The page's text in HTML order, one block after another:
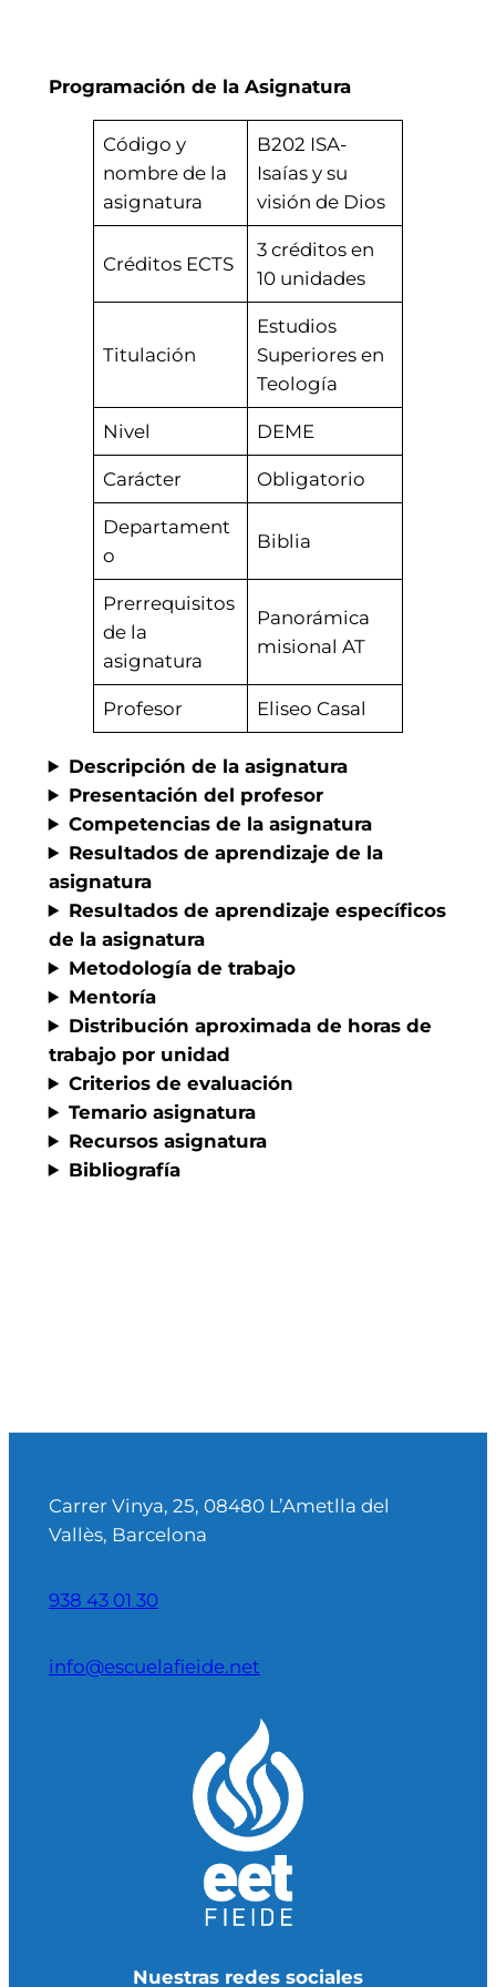
Programación de la Asignatura
Código y
nombre de la
asignatura
B202 ISA-
Isaías y su
visión de Dios
Créditos ECTS
3 créditos en
10 unidades
Titulación
Estudios
Superiores en
Teología
Nivel DEME
Carácter Obligatorio
Departament
o
Biblia
Prerrequisitos
de la
asignatura
Panorámica
misional AT
Profesor Eliseo Casal
Descripción de la asignatura
Presentación del profesor
Competencias de la asignatura
Resultados de aprendizaje de la
asignatura
Resultados de aprendizaje específicos
de la asignatura
Metodología de trabajo
Mentoría
Distribución aproximada de horas de
trabajo por unidad
Criterios de evaluación
Temario asignatura
Recursos asignatura
Bibliografía
Carrer Vinya, 25, 08480 L’Ametlla del
Vallès, Barcelona
938 43 01 30
info@escuelafieide.net
Nuestras redes sociales